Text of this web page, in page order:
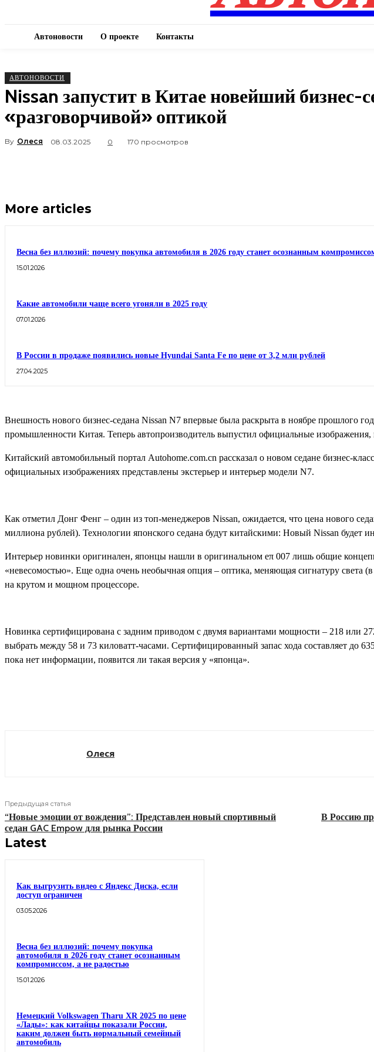
Автоновости О проекте Контакты
АВТОНОВОСТИ
Nissan запустит в Китае новейший бизнес-
«разговорчивой» оптикой
By Олеся 08.03.2025 0 170 просмотров
More articles
Весна без иллюзий: почему покупка автомобиля в 2026 году станет осознанным
15.01.2026
Какие автомобили чаще всего угоняли в 2025 году
07.01.2026
В России в продаже появились новые Hyundai Santa Fe по цене от 3,2 млн рублей
27.04.2025
Внешность нового бизнес-седана Nissan N7 впервые была раскрыта в ноябре прошлого
промышленности Китая. Теперь автопроизводитель выпустил официальные изображения,
Китайский автомобильный портал Autohome.com.cn рассказал о новом седане бизнес-
официальных изображениях представлены экстерьер и интерьер модели N7.
Как отметил Донг Фенг – один из топ-менеджеров Nissan, ожидается, что цена нового
миллиона рублей). Технологии японского седана будут китайскими: Новый Nissan будет
Интерьер новинки оригинален, японцы нашли в оригинальном eπ 007 лишь общие
«невесомостью». Еще одна очень необычная опция – оптика, меняющая сигнатуру света
на крутом и мощном процессоре.
Новинка сертифицирована с задним приводом с двумя вариантами мощности – 218 или
выбрать между 58 и 73 киловатт-часами. Сертифицированный запас хода составляет до
пока нет информации, появится ли такая версия у «японца».
Олеся
Предыдущая статья
“Новые эмоции от вождения”: Представлен новый спортивный
седан GAC Empow для рынка России
В Россию
Latest
Как выгрузить видео с Яндекс Диска, если
доступ ограничен
03.05.2026
Весна без иллюзий: почему покупка
автомобиля в 2026 году станет осознанным
компромиссом, а не радостью
15.01.2026
Немецкий Volkswagen Tharu XR 2025 по цене
«Лады»: как китайцы показали России,
каким должен быть нормальный семейный
автомобиль